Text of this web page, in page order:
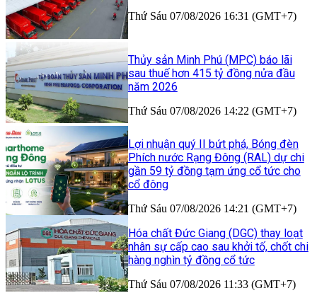
Thứ Sáu 07/08/2026 16:31 (GMT+7)
Thủy sản Minh Phú (MPC) báo lãi
sau thuế hơn 415 tỷ đồng nửa đầu
năm 2026
Thứ Sáu 07/08/2026 14:22 (GMT+7)
Lợi nhuận quý II bứt phá, Bóng đèn
Phích nước Rạng Đông (RAL) dự chi
gần 59 tỷ đồng tạm ứng cổ tức cho
cổ đông
Thứ Sáu 07/08/2026 14:21 (GMT+7)
Hóa chất Đức Giang (DGC) thay loạt
nhân sự cấp cao sau khởi tố, chốt chi
hàng nghìn tỷ đồng cổ tức
Thứ Sáu 07/08/2026 11:33 (GMT+7)